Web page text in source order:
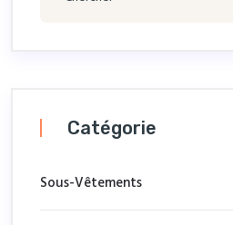
Catégorie
Sous-Vêtements